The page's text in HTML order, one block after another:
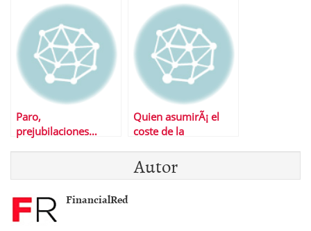
Gobierno
Paro,
prejubilaciones…
Quien asumirÃ¡ el
coste de la
las cajas de ahorro
Autor
FinancialRed